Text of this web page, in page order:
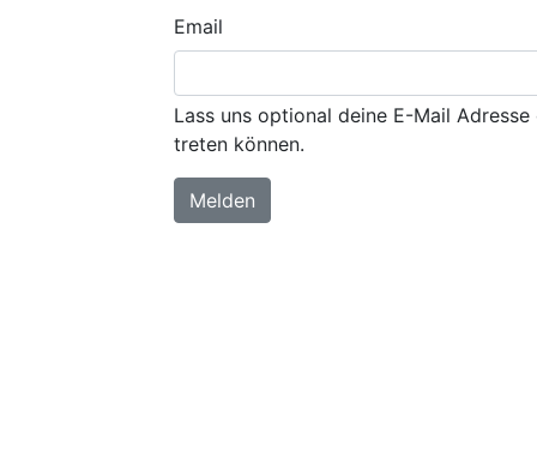
Email
Lass uns optional deine E-Mail
treten können.
Melden